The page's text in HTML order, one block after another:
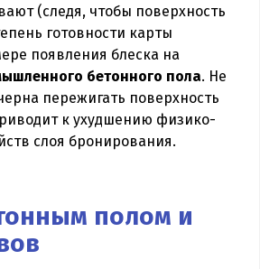
(следя, чтобы поверхность
готовности карты
появления блеска на
бетонного пола. Не
пережигать поверхность
к ухудшению физико-
слоя бронирования.
полом и